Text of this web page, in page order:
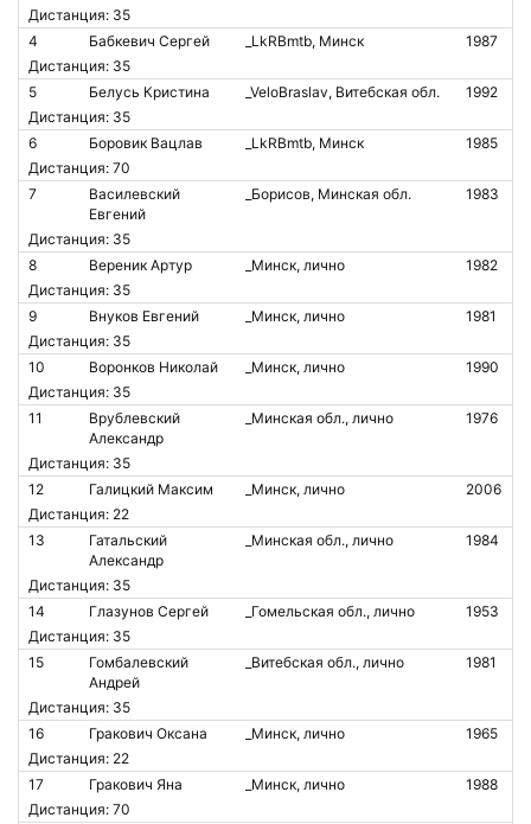
Дистанция: 35
4
Бабкевич Сергей _LkRBmtb, Минск
1987
Дистанция: 35
5
Белусь Кристина _VeloBraslav, Витебская обл.
1992
Дистанция: 35
6
Боровик Вацлав _LkRBmtb, Минск
1985
Дистанция: 70
7
Василевский
Евгений
_Борисов, Минская обл. 1983
Дистанция: 35
8
Вереник Артур _Минск, лично
1982
Дистанция: 35
9
Внуков Евгений _Минск, лично
1981
Дистанция: 35
10
Воронков Николай _Минск, лично
1990
Дистанция: 35
11
Врублевский
Александр
_Минская обл., лично 1976
Дистанция: 35
12
Галицкий Максим _Минск, лично
2006
Дистанция: 22
13
Гатальский
Александр
_Минская обл., лично 1984
Дистанция: 35
14
Глазунов Сергей _Гомельская обл., лично
1953
Дистанция: 35
15
Гомбалевский
Андрей
_Витебская обл., лично 1981
Дистанция: 35
16
Гракович Оксана _Минск, лично
1965
Дистанция: 22
17
Гракович Яна _Минск, лично
1988
Дистанция: 70